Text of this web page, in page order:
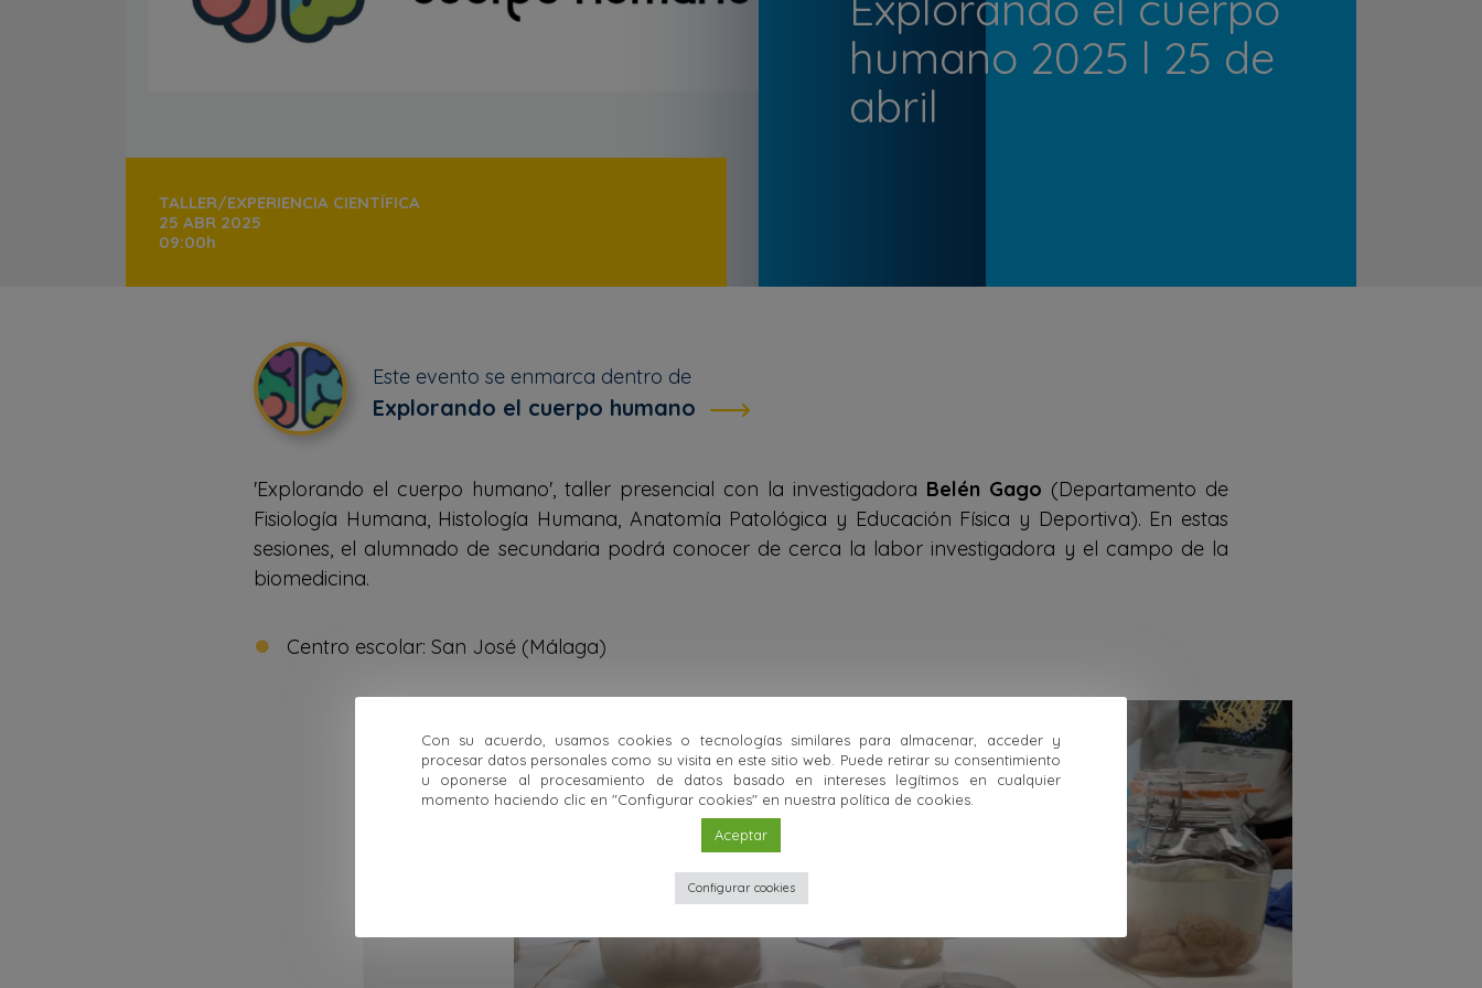
TALLER/EXPERIENCIA CIENTÍFICA
25 ABR 2025
09:00h
humano 2025 l 25 de
abril
Este evento se enmarca dentro de
Explorando el cuerpo humano
'Explorando el cuerpo humano', taller presencial con la investigadora Belén Gago (Departamento de
Fisiología Humana, Histología Humana, Anatomía Patológica y Educación Física y Deportiva). En estas
sesiones, el alumnado de secundaria podrá conocer de cerca la labor investigadora y el campo de la
biomedicina.
Centro escolar: San José (Málaga)
Con su acuerdo, usamos cookies o tecnologías similares para almacenar, acceder y
procesar datos personales como su visita en este sitio web. Puede retirar su consentimiento
u oponerse al procesamiento de datos basado en intereses legítimos en cualquier
momento haciendo clic en "Configurar cookies" en nuestra política de cookies.
Aceptar
Configurar cookies